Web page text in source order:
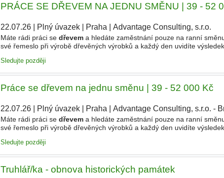
PRÁCE SE DŘEVEM NA JEDNU SMĚNU | 39 - 52
22.07.26| Plný úvazek| Praha Advantage Consulting, s.r.o.
Máte rádi práci se dřevema hledáte zaměstnání pouze na ranní
své řemeslo při výrobě dřevěných výrobků a každý den uvidíte
Sledujte později
Práce se dřevem na jednu směnu | 39 - 52 000 Kč
22.07.26| Plný úvazek| Praha Advantage Consulting, s.r.o. -
Máte rádi práci se dřevema hledáte zaměstnání pouze na ranní
své řemeslo při výrobě dřevěných výrobků a každý den uvidíte
Sledujte později
Truhlář/ka - obnova historických památek